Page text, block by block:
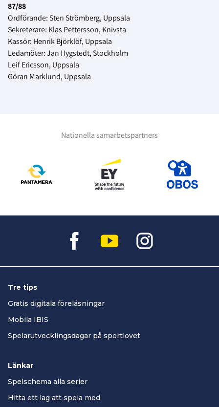
87/88
Ordförande: Sten Strömberg, Uppsala
Sekreterare: Klas Pettersson, Knivsta
Kassör: Henrik Björklöf, Uppsala
Ledamöter: Jan Hygstedt, Stockholm
Leif Ericsson, Uppsala
Göran Marklund, Uppsala
Nationella samarbetspartners
Tre tips
Gratis digitala föreläsningar
Mobila IBIS
Spelarutvecklingsdagar på sportlovet
Länkar
Spelschema alla serier
Hitta ett lag att spela med